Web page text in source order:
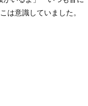
は意識していました。